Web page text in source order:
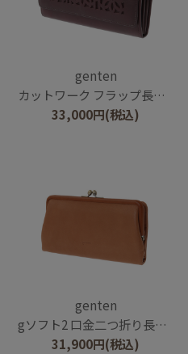
genten
カットワーク フラップ長財布
33,000円(税込)
genten
gソフト2 口金二つ折り長財布
31,900円(税込)